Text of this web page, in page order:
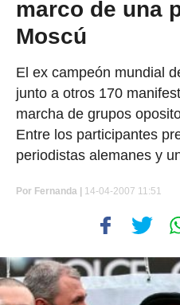
marco de una
Moscú
El ex campeón mundial
junto a otros 170
marcha de grupos
Entre los participantes
periodistas alemanes y
Por Fernanda | 14-04-2007 11:51